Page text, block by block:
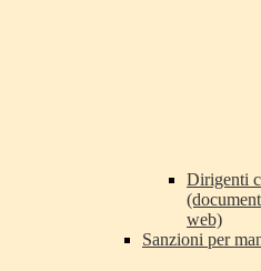
Dirigenti
web)
Sanzioni per